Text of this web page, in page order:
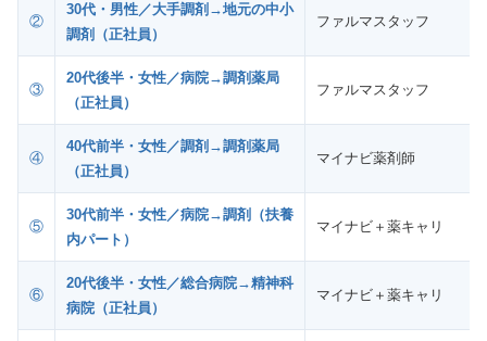
②
30代・男性／大手調剤→地元の中小
調剤（正社員）
ファルマスタッフ
③
20代後半・女性／病院→調剤薬局
（正社員）
ファルマスタッフ
④
40代前半・女性／調剤→調剤薬局
（正社員）
マイナビ薬剤師
⑤
30代前半・女性／病院→調剤（扶養
内パート）
マイナビ＋薬キャリ
⑥
20代後半・女性／総合病院→精神科
病院（正社員）
マイナビ＋薬キャリ